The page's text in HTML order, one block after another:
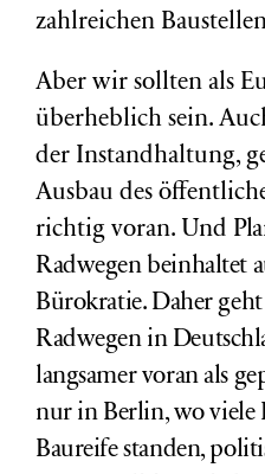
zahlreichen
Aber wir sollten als
überheblich sein.
der Instandhaltung,
Ausbau des
richtig voran. Und
Radwegen beinhaltet
Bürokratie. Daher
Radwegen in
langsamer voran als
nur in Berlin, wo viele
Baureife standen,